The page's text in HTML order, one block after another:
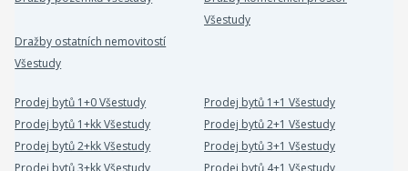
Všestudy
Dražby ostatních nemovitostí
Všestudy
Prodej bytů 1+0 Všestudy
Prodej bytů 1+1 Všestudy
Prodej bytů 1+kk Všestudy
Prodej bytů 2+1 Všestudy
Prodej bytů 2+kk Všestudy
Prodej bytů 3+1 Všestudy
Prodej bytů 3+kk Všestudy
Prodej bytů 4+1 Všestudy